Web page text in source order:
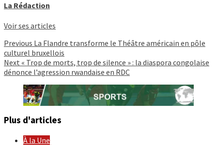
La Rédaction
Voir ses articles
Continue
Reading
Previous La Flandre transforme le Théâtre américain en pôle
culturel bruxellois
Next « Trop de morts, trop de silence » : la diaspora congolaise
dénonce l’agression rwandaise en RDC
Plus d'articles
À la Une